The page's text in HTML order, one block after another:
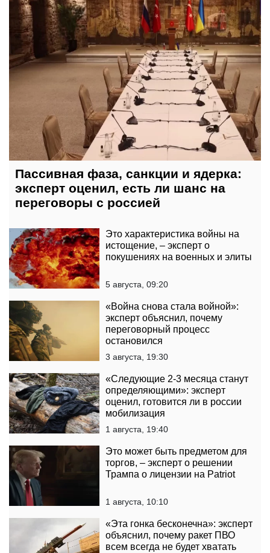
Пассивная фаза, санкции и ядерка:
эксперт оценил, есть ли шанс на
переговоры с россией
Это характеристика войны на
истощение, – эксперт о
покушениях на военных и элиты
5 августа, 09:20
«Война снова стала войной»:
эксперт объяснил, почему
переговорный процесс
остановился
3 августа, 19:30
«Следующие 2-3 месяца станут
определяющими»: эксперт
оценил, готовится ли в россии
мобилизация
1 августа, 19:40
Это может быть предметом для
торгов, – эксперт о решении
Трампа о лицензии на Patriot
1 августа, 10:10
«Эта гонка бесконечна»: эксперт
объяснил, почему ракет ПВО
всем всегда не будет хватать